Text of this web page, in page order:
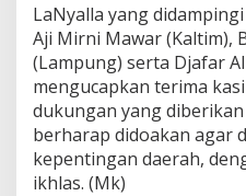
LaNyalla yang
Aji Mirni Mawar (Kaltim),
(Lampung) serta Djafar
mengucapkan terima
dukungan yang diberikan
berharap didoakan agar
kepentingan daerah,
ikhlas. (Mk)